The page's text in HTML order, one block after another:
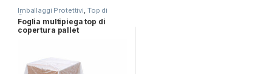
Imballaggi Protettivi, Top di
Copertura
Foglia multipiega top di
copertura pallet